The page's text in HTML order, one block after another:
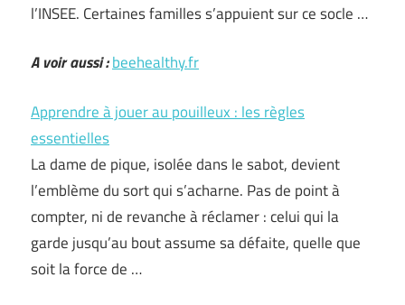
l’INSEE. Certaines familles s’appuient sur ce socle …
A voir aussi :beehealthy.fr
Apprendre à jouer au pouilleux : les règles
essentielles
La dame de pique, isolée dans le sabot, devient
l’emblème du sort qui s’acharne. Pas de point à
compter, ni de revanche à réclamer : celui qui la
garde jusqu’au bout assume sa défaite, quelle que
soit la force de …